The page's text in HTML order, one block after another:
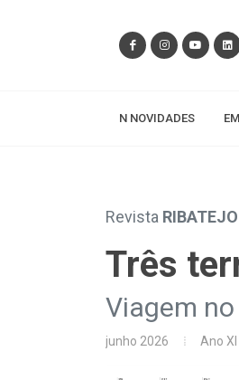
N NOVIDADES
Revista
Três
Viagem
junho 2026 Ano XI